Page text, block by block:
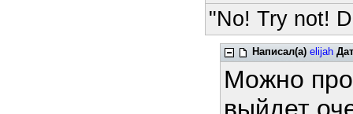
"No! Try not!
Написал(а) elijah
Можно